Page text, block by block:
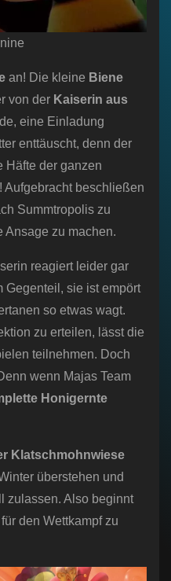
an! Die kleine Biene
von der Kaiserin aus
eine Einladung
enttäuscht, denn der
Häfte der ganzen
Aufgebracht beschließen
Summtropolis zu
Ansage zu machen.
reagiert leider gar
Gegenteil, sie ist empört
so etwas wagt.
zu erteilen, lässt die
teilnehmen. Doch
wenn Majas Team
Honigernte
Klatschmohnwiese
überstehen und
zulassen. Also beginnt
den Wettkampf zu